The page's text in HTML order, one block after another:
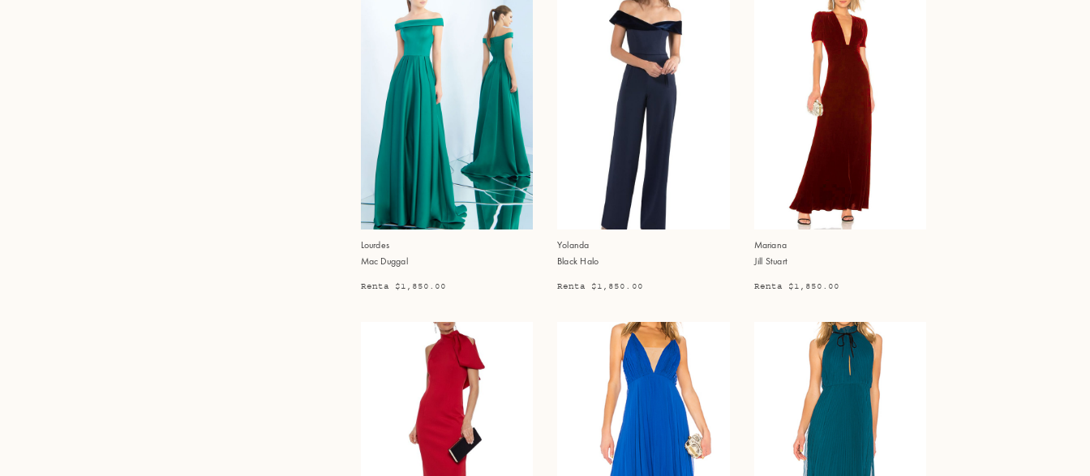
Lourdes
Mac Duggal
Renta $1,850.00
Yolanda
Black Halo
Renta $1,850.00
Mariana
Jill Stuart
Renta $1,850.00